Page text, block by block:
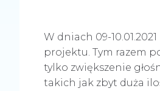
W dniach 09-
projektu. Tym razem
tylko zwiększenie
takich jak zbyt duża